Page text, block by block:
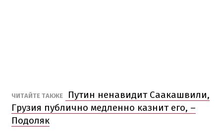
ЧИТАЙТЕ ТАКЖЕ
Путин ненавидит Саакашвили,
Грузия публично медленно казнит его, –
Подоляк